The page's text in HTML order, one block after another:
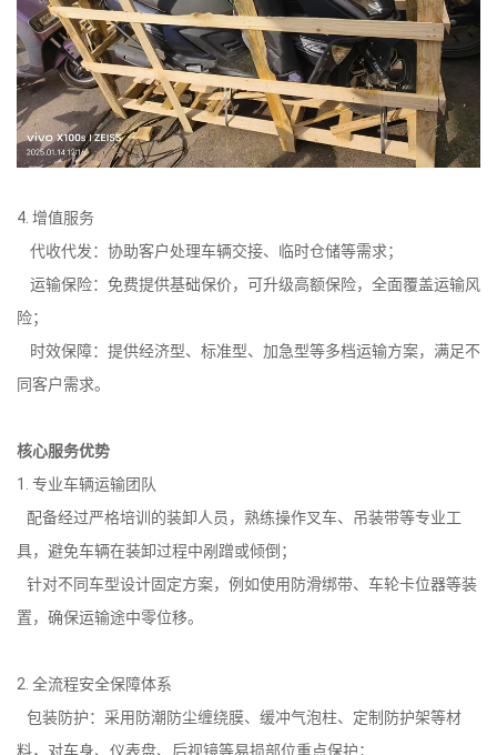
4. 增值服务
代收代发：协助客户处理车辆交接、临时仓储等需求；
运输保险：免费提供基础保价，可升级高额保险，全面覆盖运输风
险；
时效保障：提供经济型、标准型、加急型等多档运输方案，满足不
同客户需求。
核心服务优势
1. 专业车辆运输团队
配备经过严格培训的装卸人员，熟练操作叉车、吊装带等专业工
具，避免车辆在装卸过程中剐蹭或倾倒；
针对不同车型设计固定方案，例如使用防滑绑带、车轮卡位器等装
置，确保运输途中零位移。
2. 全流程安全保障体系
包装防护：采用防潮防尘缠绕膜、缓冲气泡柱、定制防护架等材
料，对车身、仪表盘、后视镜等易损部位重点保护；